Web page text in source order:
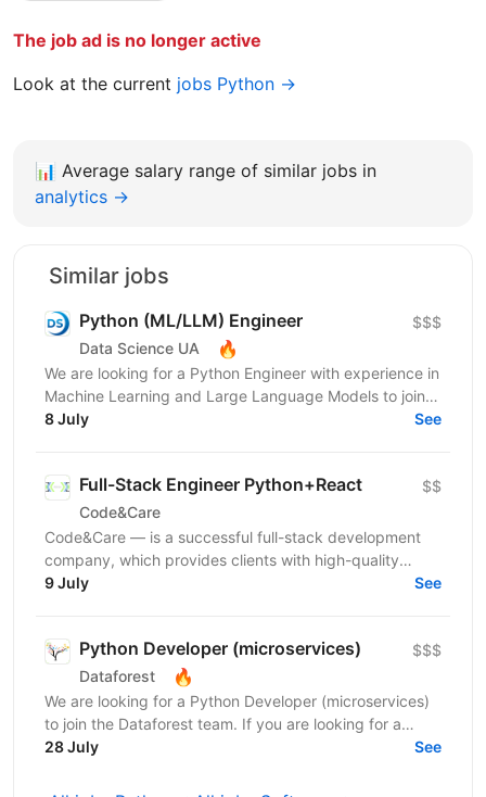
The job ad is no longer active
Look at the current jobs Python →
📊 Average salary range of similar jobs in
analytics →
Similar jobs
Python (ML/LLM) Engineer
Data Science UA 🔥
$$$
We are looking for a Python Engineer with experience in
Machine Learning and Large Language Models to join a
short-term project focused on building an...
8 July See
Full-Stack Engineer Python+React
Code&Care
$$
Code&Care — is a successful full-stack development
company, which provides clients with high-quality
development assistance worldwide. Now our team has
9 July See
Python Developer (microservices)
Dataforest 🔥
$$$
We are looking for a Python Developer (microservices)
to join the Dataforest team. If you are looking for a
friendly team, a healthy working environment,...
28 July See